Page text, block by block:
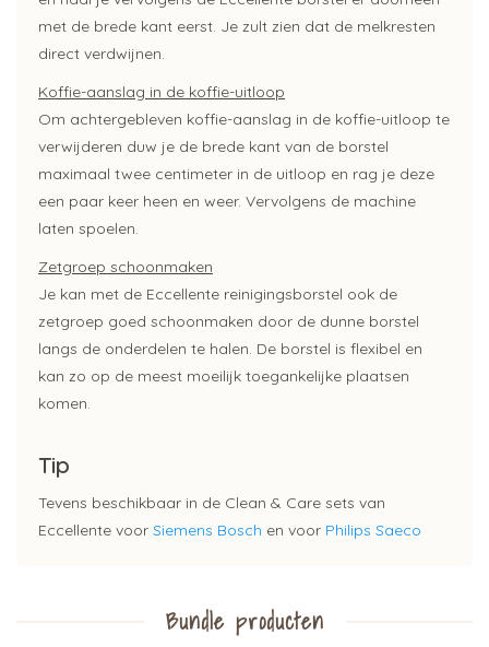
met de brede kant eerst. Je zult zien dat de melkresten
direct verdwijnen.
Koffie-aanslag in de koffie-uitloop
Om achtergebleven koffie-aanslag in de koffie-uitloop te
verwijderen duw je de brede kant van de borstel
maximaal twee centimeter in de uitloop en rag je deze
een paar keer heen en weer. Vervolgens de machine
laten spoelen.
Zetgroep schoonmaken
Je kan met de Eccellente reinigingsborstel ook de
zetgroep goed schoonmaken door de dunne borstel
langs de onderdelen te halen. De borstel is flexibel en
kan zo op de meest moeilijk toegankelijke plaatsen
komen.
Tip
Tevens beschikbaar in de Clean & Care sets van
Eccellente voor Siemens Bosch en voor Philips Saeco
Bundle producten